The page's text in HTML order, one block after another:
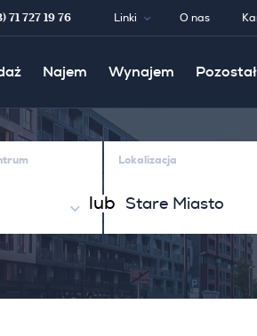
71 727 19 76 Linki O nas
Najem Wynajem
lub
Lokalizacja